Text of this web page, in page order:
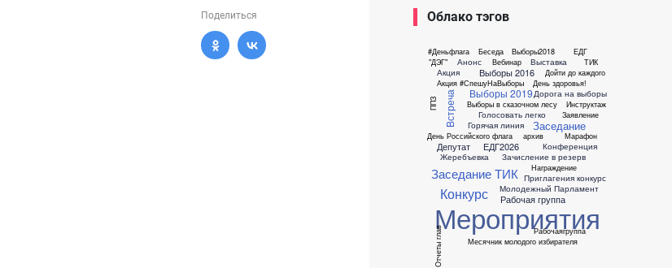
Поделиться Облако тэгов
#Деньфлага
"ДЭГ"
Акция
Акция #СпешуНаВыборы
Анонс
Беседа
Вебинар
Встреча
Выборы 2016
Выборы 2019
Выборы в сказочном лесу
Выборы2018
Выставка
Голосовать легко
Горячая линия
День Российского флага
День здоровья!
Депутат
Дойти до каждого
Дорога на выборы
ЕДГ
ЕДГ2026
Жеребъевка
Заседание
Заседание ТИК
Зачисление в резерв
Заявление
Инструктаж
Конкурс
Конференция
Марафон
Мероприятия
Месячник молодого избирателя
Молодежный Парламент
Награждение
Отчеты глав
ППЗ
Приглагения
Рабочая группа
Рабочаягруппа
ТИК
архив
конкурс